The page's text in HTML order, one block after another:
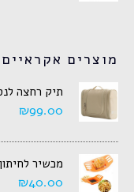
מוצרים אקראיים
תיק רחצה
₪99.00
מכשיר
₪40.00